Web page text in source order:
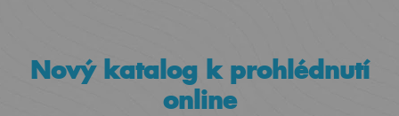
Nový katalog k prohlédnutí
online